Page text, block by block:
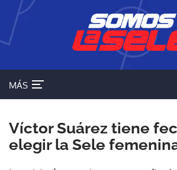
MÁS
Víctor Suárez tiene
elegir la Sele